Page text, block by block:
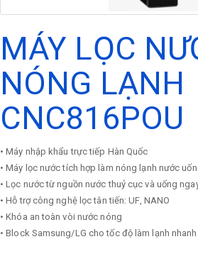
MÁY LỌC
NÓNG LẠNH
CNC816POU
• Máy nhập khẩu trực tiếp Hàn Quốc
• Máy lọc nước tích hợp làm nóng lạnh nước
• Lọc nước từ nguồn nước thuỷ cục và uống
• Hỗ trợ công nghệ lọc tân tiến: UF, NANO
• Khóa an toàn vòi nước nóng
• Block Samsung/LG cho tốc độ làm lạnh